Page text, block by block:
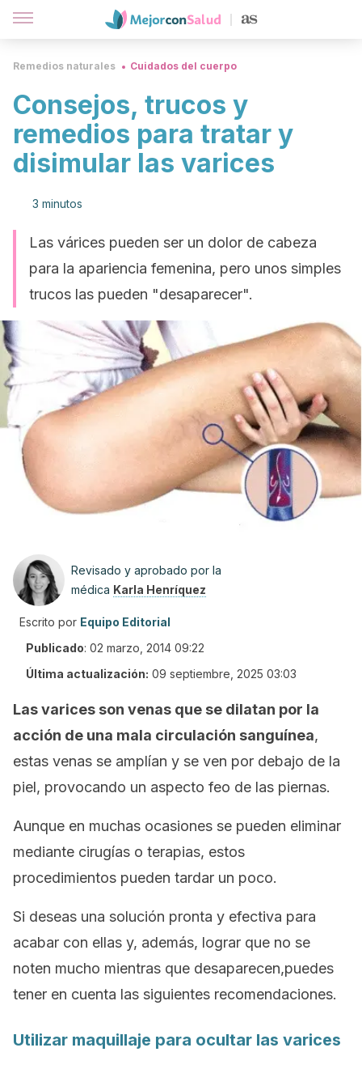
Remedios naturales Cuidados del cuerpo
Consejos, trucos y
remedios para tratar y
disimular las varices
3 minutos
Las várices pueden ser un dolor de cabeza
para la apariencia femenina, pero unos simples
trucos las pueden "desaparecer".
Revisado y aprobado por la
médica Karla Henríquez
Escrito por Equipo Editorial
Publicado: 02 marzo, 2014 09:22
Última actualización: 09 septiembre, 2025 03:03
Las varices son venas que se dilatan por la
acción de una mala circulación sanguínea,
estas venas se amplían y se ven por debajo de la
piel, provocando un aspecto feo de las piernas.
Aunque en muchas ocasiones se pueden eliminar
mediante cirugías o terapias, estos
procedimientos pueden tardar un poco.
Si deseas una solución pronta y efectiva para
acabar con ellas y, además, lograr que no se
noten mucho mientras que desaparecen,puedes
tener en cuenta las siguientes recomendaciones.
Utilizar maquillaje para ocultar las varices